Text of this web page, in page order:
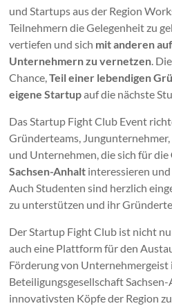
und Startups aus der Region
Teilnehmern die Gelegenheit zu
vertiefen und sich mit anderen
Unternehmern zu vernetzen.
Chance,Teil einer lebendigen
eigene Startupauf die nächste
Das Startup Fight Club Event
Gründerteams,
und Unternehmen, die sich für die
Sachsen-Anhalt interessieren
Auch Studenten sind herzlich
zu unterstützen und ihr
Der Startup Fight Club ist nicht
auch eine Plattform für den
Förderung von Unternehmergeist
Beteiligungsgesellschaft
innovativsten Köpfe der Region